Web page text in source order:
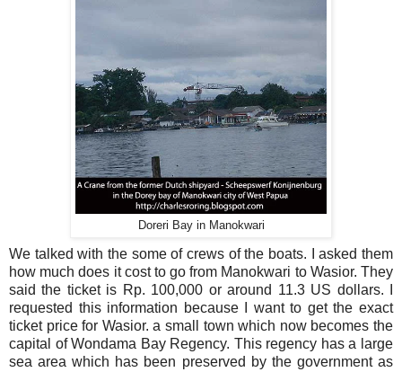
Doreri Bay in Manokwari
We talked with the some of crews of the boats. I asked them
how much does it cost to go from Manokwari to Wasior. They
said the ticket is Rp. 100,000 or around 11.3 US dollars. I
requested this information because I want to get the exact
ticket price for Wasior. a small town which now becomes the
capital of Wondama Bay Regency. This regency has a large
sea area which has been preserved by the government as